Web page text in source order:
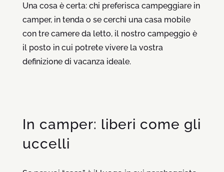
Una cosa è certa: chi preferisca campeggiare in
camper, in tenda o se cerchi una casa mobile
con tre camere da letto, il nostro campeggio è
il posto in cui potrete vivere la vostra
definizione di vacanza ideale.
In camper: liberi come gli
uccelli